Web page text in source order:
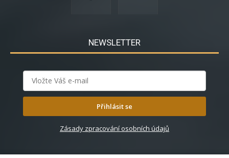
NEWSLETTER
Přihlásit se
Zásady zpracování osobních údajů